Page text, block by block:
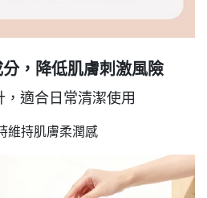
，降低肌膚刺激風險
，適合日常清潔使用
維持肌膚柔潤感